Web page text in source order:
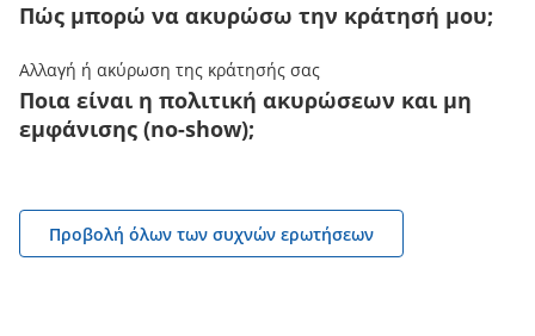
Πώς μπορώ να ακυρώσω την κράτησή μου;
Αλλαγή ή ακύρωση της κράτησής σας
Ποια είναι η πολιτική ακυρώσεων και μη
εμφάνισης (no-show);
Προβολή όλων των συχνών ερωτήσεων